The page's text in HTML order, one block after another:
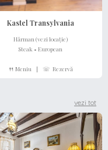
Kastel Transylvania
Hărman (vezi locație)
Steak • European
🍴 Meniu| ☏ Rezervă
vezi tot